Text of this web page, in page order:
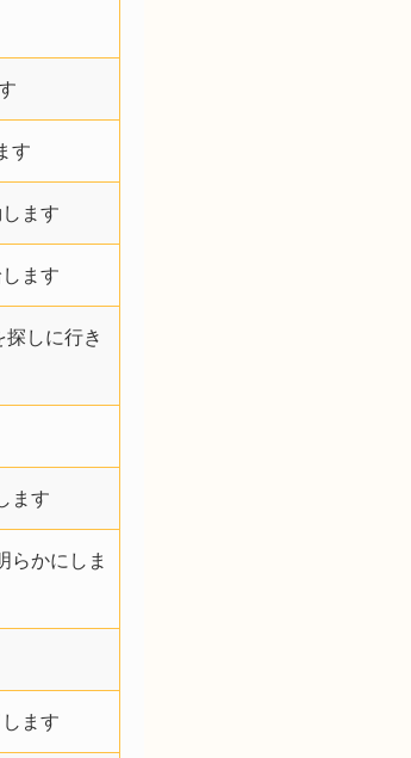
す
ます
ます
しに行き
ます
らかにしま
ます